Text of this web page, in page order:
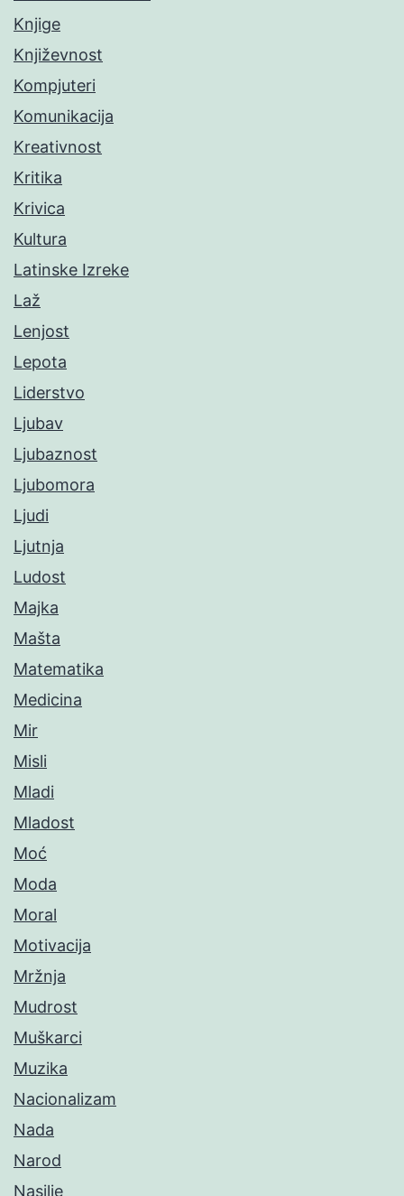
Knjige
Književnost
Kompjuteri
Komunikacija
Kreativnost
Kritika
Krivica
Kultura
Latinske Izreke
Laž
Lenjost
Lepota
Liderstvo
Ljubav
Ljubaznost
Ljubomora
Ljudi
Ljutnja
Ludost
Majka
Mašta
Matematika
Medicina
Mir
Misli
Mladi
Mladost
Moć
Moda
Moral
Motivacija
Mržnja
Mudrost
Muškarci
Muzika
Nacionalizam
Nada
Narod
Nasilje